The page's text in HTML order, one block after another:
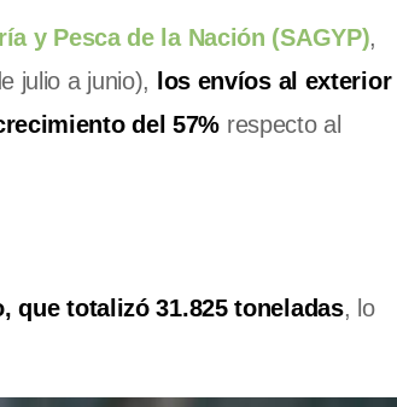
y Pesca de la Nación (SAGYP),
julio a junio), los envíos al exterior
del 57% respecto al
que totalizó 31.825 toneladas, lo